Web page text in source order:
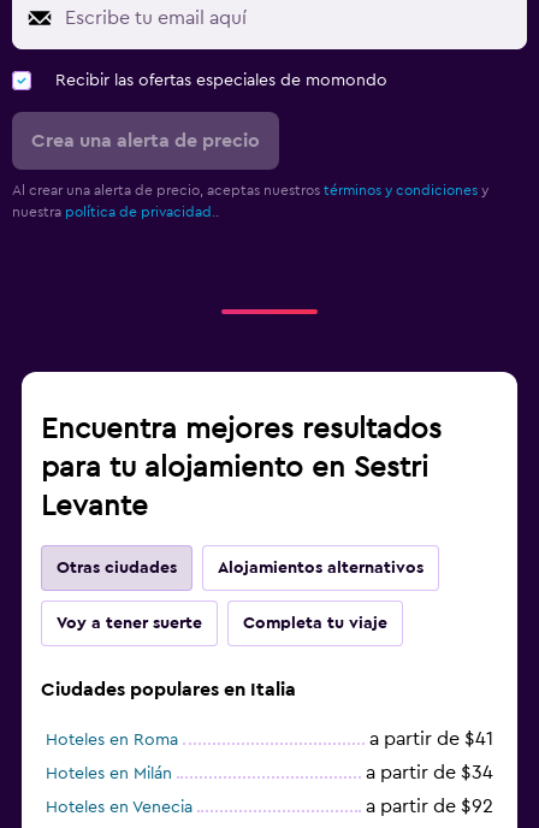
Recibir las ofertas especiales de momondo
Crea una alerta de precio
Al crear una alerta de precio, aceptas nuestros términos y condiciones y
nuestra política de privacidad.
Encuentra mejores resultados
para tu alojamiento en Sestri
Levante
Otras ciudades Alojamientos alternativos
Voy a tener suerte Completa tu viaje
Ciudades populares en Italia
Hoteles en Roma a partir de $41
Hoteles en Milán a partir de $34
Hoteles en Venecia a partir de $92